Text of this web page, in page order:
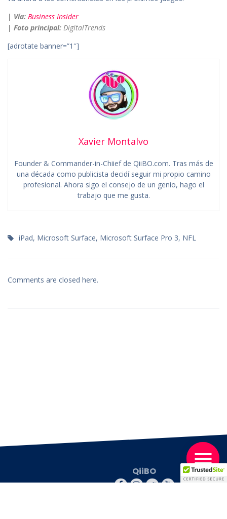
| Vía: Business Insider
| Foto principal: DigitalTrends
[adrotate banner=”1″]
Xavier Montalvo
Founder & Commander-in-Chiief de QiiBO.com. Tras más de
una década como publicista decidí seguir mi propio camino
profesional. Ahora sigo el consejo de un genio, hago el
trabajo que me gusta.
iPad, Microsoft Surface, Microsoft Surface Pro 3, NFL
Comments are closed here.
QiiBO